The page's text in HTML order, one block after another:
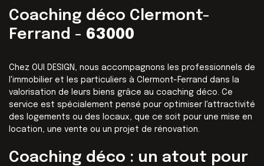
Coaching déco Clermont-
Ferrand - 63000
Chez OUI DESIGN, nous accompagnons les professionnels de
l'immobilier et les particuliers à Clermont-Ferrand dans la
valorisation de leurs biens grâce au coaching déco. Ce
service est spécialement pensé pour optimiser l'attractivité
des logements ou des locaux, que ce soit pour une mise en
location, une vente ou un projet de rénovation.
Coaching déco : un atout pour